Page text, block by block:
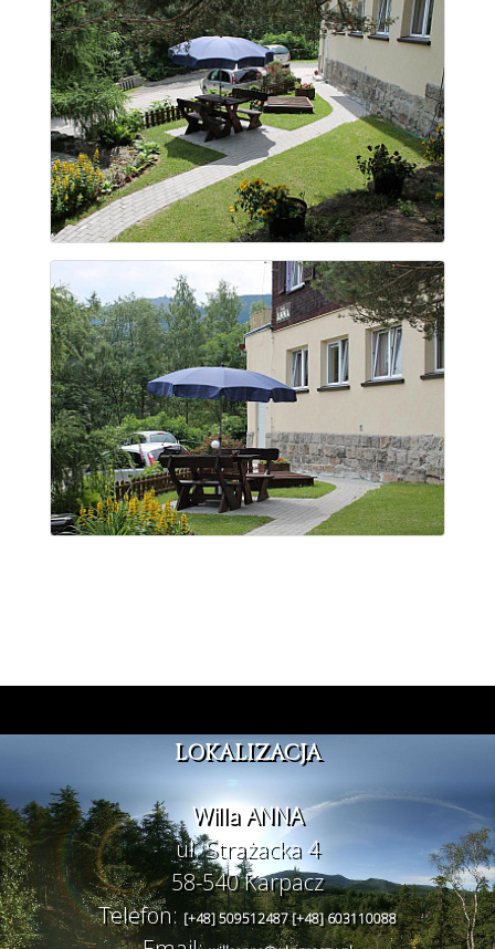
LOKALIZACJA
Willa ANNA
ul. Strażacka 4
58-540 Karpacz
Telefon: [+48] 509512487 [+48] 603110088